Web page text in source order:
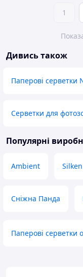
1
Дивись також
Паперові серветки
Серветки для
Популярні
Ambient Silken
Сніжна Панда
Паперові серветки